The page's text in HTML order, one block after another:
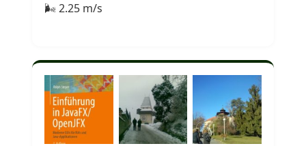
🌬 2.25 m/s